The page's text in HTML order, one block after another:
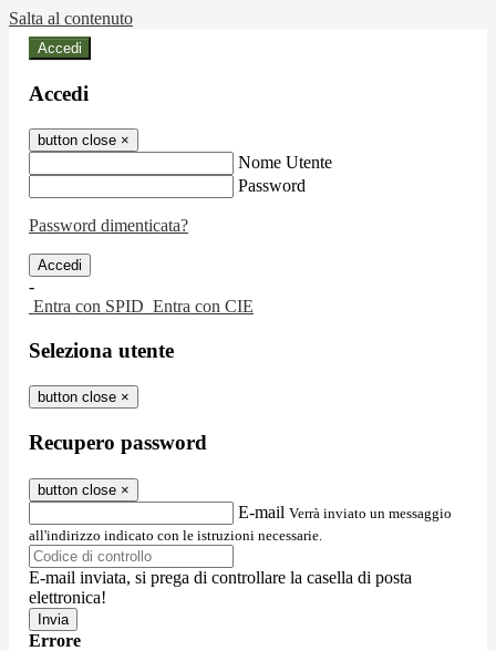
Salta al contenuto
Accedi
Accedi
button close ×
Nome Utente
Password
Password dimenticata?
-
Entra con SPID Entra con CIE
Seleziona utente
button close ×
Recupero password
button close ×
E-mail Verrà inviato un messaggio
all'indirizzo indicato con le istruzioni necessarie.
E-mail inviata, si prega di controllare la casella di posta
elettronica!
Errore